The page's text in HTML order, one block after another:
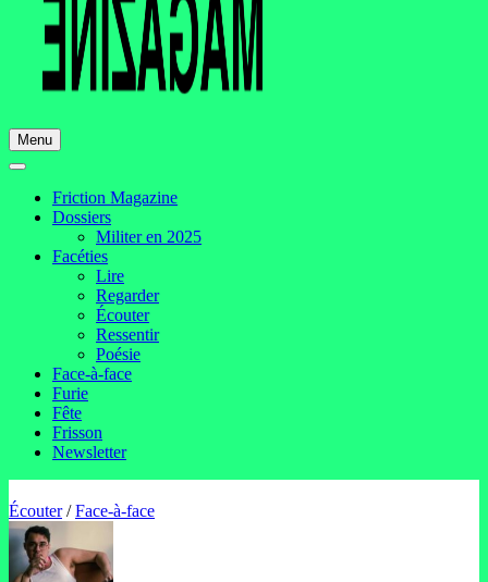
Menu
Friction Magazine
Dossiers
Militer en 2025
Facéties
Lire
Regarder
Écouter
Ressentir
Poésie
Face-à-face
Furie
Fête
Frisson
Newsletter
Écouter/Face-à-face